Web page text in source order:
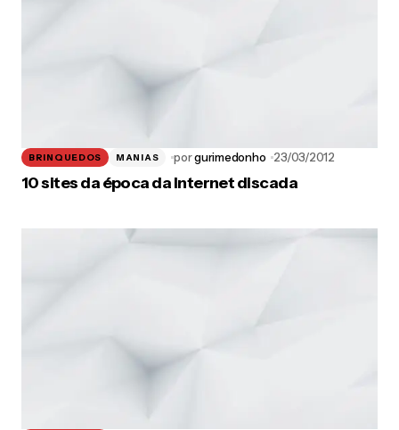
BRINQUEDOS MANIAS porgurimedonho 23/03/2012
10 sites da época da Internet discada